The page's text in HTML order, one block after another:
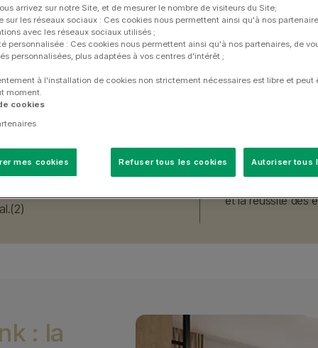
DE 4,05%(3) + FRAIS DE NOTAIRES
de 10 ans avec BNP Paribas
Services pour une gestion
garantie.(2)
de 4,05 %, avec une fiscalité
dispositifs LMNP.(3)
pendant toute la durée du
Remboursement
montant
Localisation
transports et des
Appartements
et la réussite des
: la
Image
arrivez sur notre Site, et de mesurer le nombre de visiteurs du Site;
sur les réseaux sociaux : Ces cookies nous permettent ainsi qu'à nos
avec les réseaux sociaux utilisés ;
personnalisée : Ces cookies nous permettent ainsi qu'à nos partenaires, de
personnalisées, plus adaptées à vos centres d’intérêt ;
à l'installation de cookies non strictement nécessaires est libre et peut
moment.
cookies
mes cookies Refuser tous les cookies Autoriser tous